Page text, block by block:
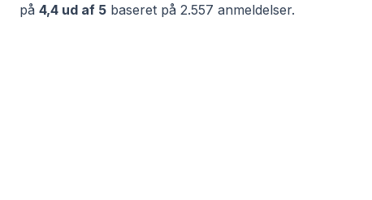
på 4,4 ud af 5 baseret på 2.557 anmeldelser.